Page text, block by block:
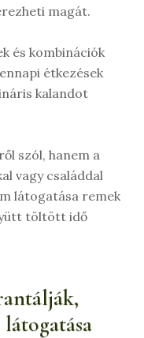
magát.
és kombinációk
étkezések
kalandot
szól, hanem a
vagy családdal
látogatása remek
töltött idő